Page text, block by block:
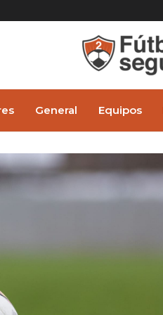
General Equipos